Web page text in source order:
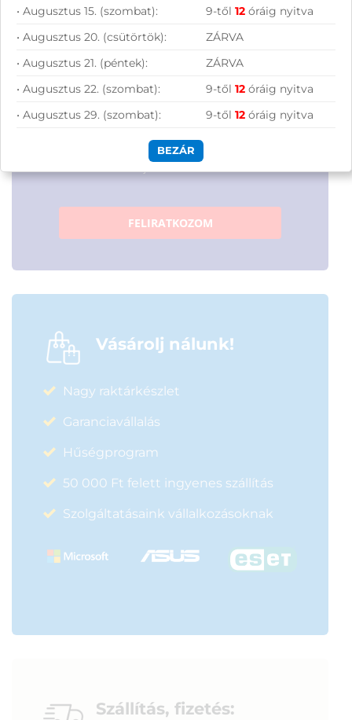
ÁSZF-ben található
FELIRATKOZOM
Vásárolj nálunk!
Nagy raktárkészlet
Garanciavállalás
Hűségprogram
50 000 Ft felett ingyenes szállítás
Szolgáltatásaink vállalkozásoknak
Szállítás, fizetés:
• Augusztus 15. (szombat):
9-től12 óráig nyitva
• Augusztus 20. (csütörtök):
ZÁRVA
• Augusztus 21. (péntek):
ZÁRVA
• Augusztus 22. (szombat):
9-től12 óráig nyitva
• Augusztus 29. (szombat):
9-től12 óráig nyitva
BEZÁR